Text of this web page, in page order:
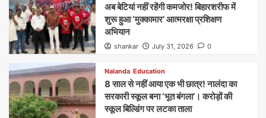
अब बेटियां नहीं रहेंगी कमजोर! बिहारशरीफ में
शुरू हुआ ‘मुक्कामार’ आत्मरक्षा प्रशिक्षण
अभियान
shankar July 31, 2026 0
Nalanda Education
8 साल से नहीं आया एक भी छात्र! नालंदा का
सरकारी स्कूल बना ‘भूत बंगला’। करोड़ों की
स्कूल बिल्डिंग पर लटका ताला